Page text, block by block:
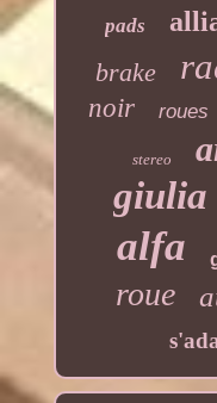
pads
brake
noir roues
stereo
giulia
alfa
roue